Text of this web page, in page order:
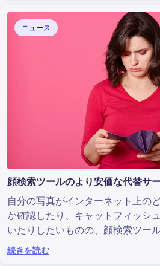
まざまなウェブサイトから自分の
紹介します。
ニュース
顔検索ツールのより安価な代替サ
自分の写真がインターネット上の
か確認したり、キャットフィッシ
いたりしたいものの、顔検索ツー
たくないという方もいるでしょう
格で利用でき、なおかつ十分に実
続きを読む